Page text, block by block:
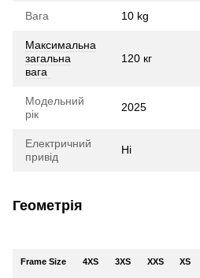
Вага 10 kg
Максимальна
загальна
вага
120 кг
Модельний
рік
2025
Електричний
привід
Ні
Геометрія
Frame Size 4XS 3XS XXS XS